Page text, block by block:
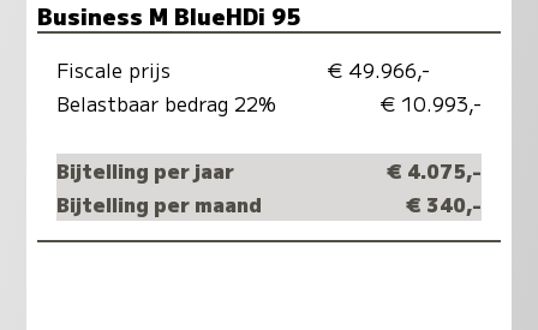
Business M BlueHDi 95
Fiscale prijs
€ 49.966,-
Belastbaar bedrag 22%
€ 10.993,-
Bijtelling per jaar
€ 4.075,-
Bijtelling per maand
€ 340,-